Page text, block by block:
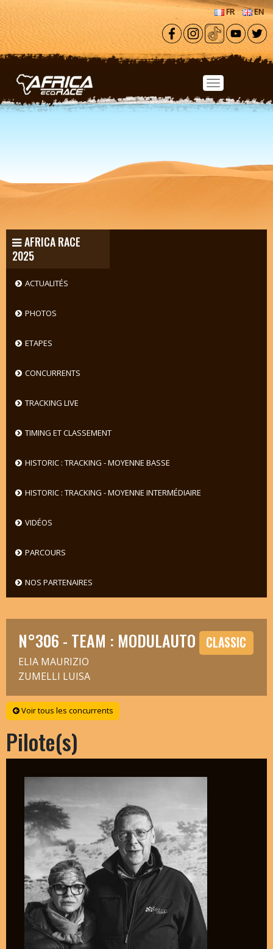
Aller au contenu principal
FR EN
AFRICA RACE
2025
ACTUALITÉS
PHOTOS
ETAPES
CONCURRENTS
TRACKING LIVE
TIMING ET CLASSEMENT
HISTORIC : TRACKING - MOYENNE BASSE
HISTORIC : TRACKING - MOYENNE INTERMÉDIAIRE
VIDÉOS
PARCOURS
NOS PARTENAIRES
N°306 - TEAM : MODULAUTO CLASSIC
ELIA MAURIZIO
ZUMELLI LUISA
Voir tous les concurrents
Pilote(s)